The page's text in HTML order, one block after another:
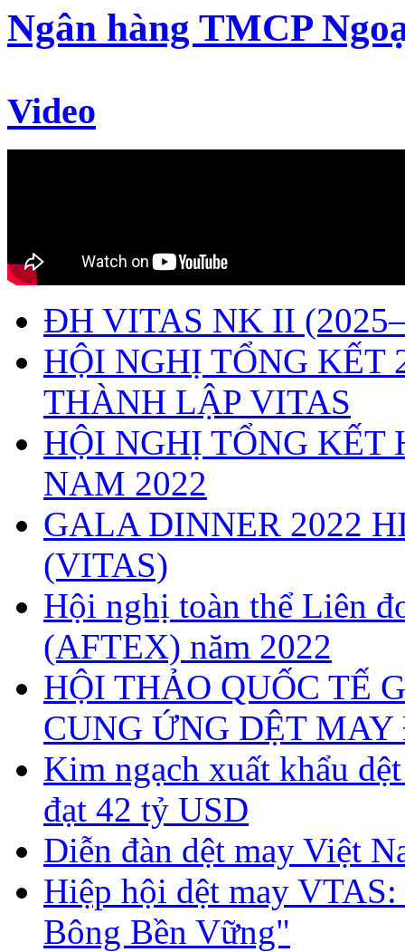
Ngân hàng TMCP
Video
ĐH VITAS NK II
HỘI NGHỊ TỔNG
THÀNH LẬP VITAS
HỘI NGHỊ TỔNG KẾT
NAM 2022
GALA DINNER 2022
(VITAS)
Hội nghị toàn thể Liên
(AFTEX) năm 2022
HỘI THẢO QUỐC TẾ
CUNG ỨNG DỆT
Kim ngạch xuất khẩu
đạt 42 tỷ USD
Diễn đàn dệt may Việt
Hiệp hội dệt may
Bông Bền Vững"